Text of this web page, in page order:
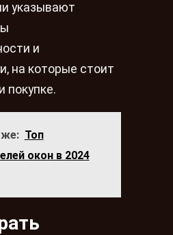
указывают
и
на которые стоит
покупке.
же: Топ
окон в 2024